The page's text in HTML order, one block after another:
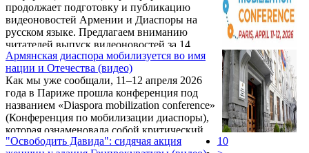
продолжает подготовку и публикацию
видеоновостей Армении и Диаспоры на
русском языке. Предлагаем вниманию
читателей выпуск видеоновостей за 14
апреля. При подготовке программы
использованы съемки армянской
телекомпании «5-й канал».
Армянская диаспора мобилизуется во имя
нации и Отечества (видео)
Как мы уже сообщали, 11–12 апреля 2026
года в Париже прошла конференция под
названием «Diaspora mobilization conference»
(Конференция по мобилизации диаспоры),
которая ознаменовала собой критический
поворотный момент в отношениях между
"Освободить Давида": сидячая акция
10